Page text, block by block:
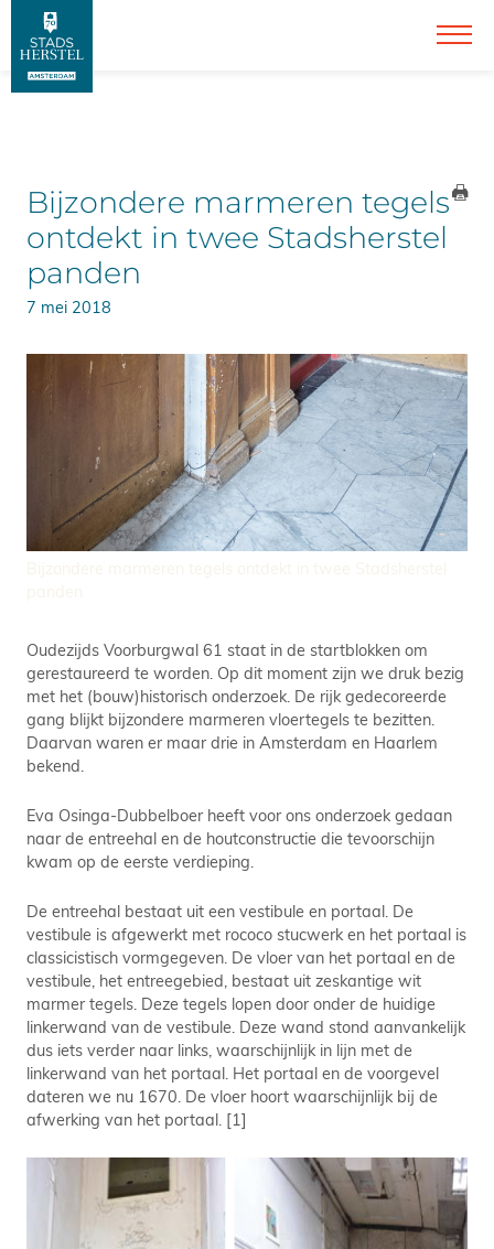
Bijzondere marmeren tegels
ontdekt in twee Stadsherstel
panden
7 mei 2018
Oudezijds Voorburgwal 61 staat in de startblokken om
gerestaureerd te worden. Op dit moment zijn we druk bezig
met het (bouw)historisch onderzoek. De rijk gedecoreerde
gang blijkt bijzondere marmeren vloertegels te bezitten.
Daarvan waren er maar drie in Amsterdam en Haarlem
bekend.
Eva Osinga-Dubbelboer heeft voor ons onderzoek gedaan
naar de entreehal en de houtconstructie die tevoorschijn
kwam op de eerste verdieping.
De entreehal bestaat uit een vestibule en portaal. De
vestibule is afgewerkt met rococo stucwerk en het portaal is
classicistisch vormgegeven. De vloer van het portaal en de
vestibule, het entreegebied, bestaat uit zeskantige wit
marmer tegels. Deze tegels lopen door onder de huidige
linkerwand van de vestibule. Deze wand stond aanvankelijk
dus iets verder naar links, waarschijnlijk in lijn met de
linkerwand van het portaal. Het portaal en de voorgevel
dateren we nu 1670. De vloer hoort waarschijnlijk bij de
afwerking van het portaal. [1]